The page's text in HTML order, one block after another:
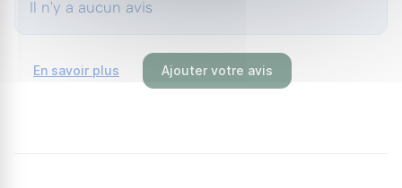
cochenilles. Un contrôle régulier et un entretien
Il n'y a aucun avis
En savoir plus Ajouter votre avis